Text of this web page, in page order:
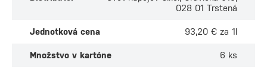
028 01 Trstená
Jednotková cena 93,20 € za 1l
Množstvo v kartóne 6 ks